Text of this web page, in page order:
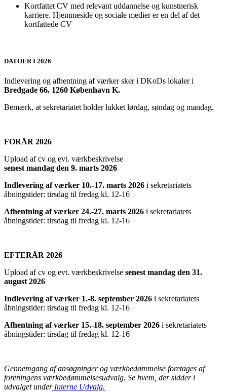
Kortfattet CV med relevant uddannelse og kunstnerisk
karriere. Hjemmeside og sociale medier er en del af det
kortfattede CV
DATOER I 2026
Indlevering og afhentning af værker sker i DKoDs lokaler i
Bredgade 66, 1260 København K.
Bemærk, at sekretariatet holder lukket lørdag, søndag og mandag.
FORÅR 2026
Upload af cv og evt. værkbeskrivelse
senest mandag den 9. marts 2026
Indlevering af værker 10.-17. marts 2026 i sekretariatets
åbningstider: tirsdag til fredag kl. 12-16
Afhentning af værker 24.-27. marts 2026 i sekretariatets
åbningstider: tirsdag til fredag kl. 12-16
EFTERÅR 2026
Upload af cv og evt. værkbeskrivelse senest mandag den 31.
august 2026
Indlevering af værker 1.-8. september 2026 i sekretariatets
åbningstider: tirsdag til fredag kl. 12-16
Afhentning af værker 15.-18. september 2026 i sekretariatets
åbningstider: tirsdag til fredag kl. 12-16
Gennemgang af ansøgninger og værkbedømmelse foretages af
foreningens værkbedømmelsesudvalg. Se hvem, der sidder i
udvalget underInterne Udvalg.